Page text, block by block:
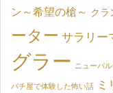
ン～希望の槍～ クラ
ーター サラリー
グラー
ニューパ
パチ屋で体験した怖い話 ミ